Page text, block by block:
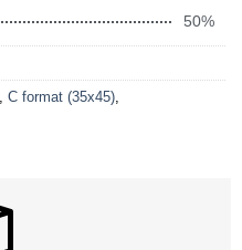
50%
C format (35x45)